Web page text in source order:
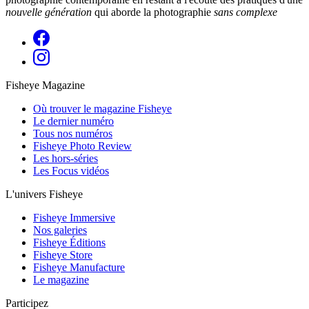
nouvelle génération qui aborde la photographie sans complexe
Fisheye Magazine
Où trouver le magazine Fisheye
Le dernier numéro
Tous nos numéros
Fisheye Photo Review
Les hors-séries
Les Focus vidéos
L'univers Fisheye
Fisheye Immersive
Nos galeries
Fisheye Éditions
Fisheye Store
Fisheye Manufacture
Le magazine
Participez